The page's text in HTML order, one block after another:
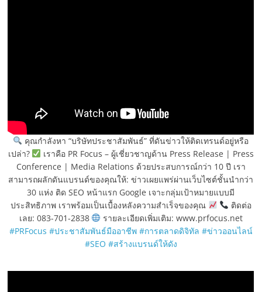
คุณกำลังหา “บริษัทประชาสัมพันธ์” ที่ดันข่าวให้ติดเทรนด์อยู่หรือ
เปล่า?
เราคือ PR Focus – ผู้เชี่ยวชาญด้าน Press Release | Press
Conference | Media Relations ด้วยประสบการณ์กว่า 10 ปี เรา
สามารถผลักดันแบรนด์ของคุณให้: ข่าวเผยแพร่ผ่านเว็บไซต์ชั้นนำกว่า
30 แห่ง ติด SEO หน้าแรก Google เจาะกลุ่มเป้าหมายแบบมี
ประสิทธิภาพ เราพร้อมเป็นเบื้องหลังความสำเร็จของคุณ
ติดต่อ
เลย: 083-701-2838
รายละเอียดเพิ่มเติม: www.prfocus.net
#PRFocus #ประชาสัมพันธ์มืออาชีพ #การตลาดดิจิทัล #ข่าวออนไลน์
#SEO #สร้างแบรนด์ให้ดัง